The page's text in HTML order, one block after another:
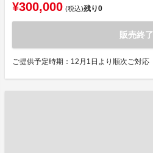
¥300,000 (税込)残り0
販売終了
ご提供予定時期：12月1日より順次ご対応